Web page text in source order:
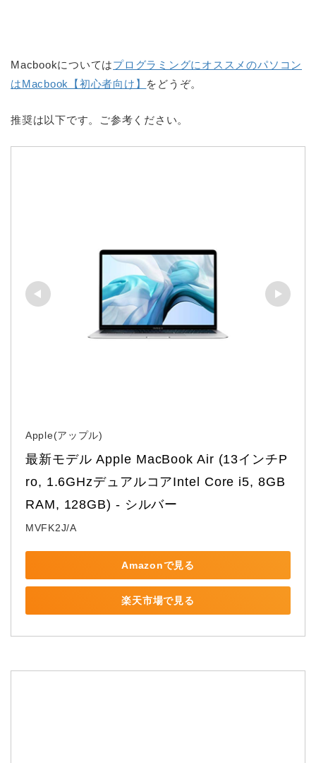
Macbookについてはプログラミングにオススメのパソコン
はMacbook【初心者向け】 をどうぞ。
推奨は以下です。ご参考ください。
Apple(アップル)
最新モデル Apple MacBook Air (13インチP
ro, 1.6GHzデュアルコアIntel Core i5, 8GB
RAM, 128GB) - シルバー
MVFK2J/A
Amazonで見る
楽天市場で見る